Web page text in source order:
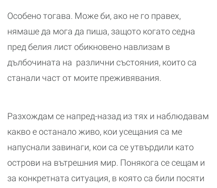
Особено тогава. Може би, ако не го правех,
нямаше да мога да пиша, защото когато седна
пред белия лист обикновено навлизам в
дълбочината на различни състояния, които са
станали част от моите преживявания.
Разхождам се напред-назад из тях и наблюдавам
какво е останало живо, кои усещания са ме
напуснали завинаги, кои са се утвърдили като
острови на вътрешния мир. Понякога се сещам и
за конкретната ситуация, в която са били посяти